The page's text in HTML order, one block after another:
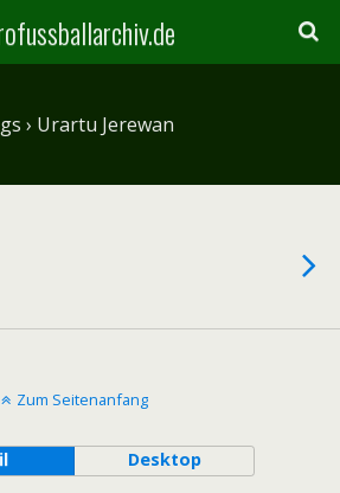
› Urartu Jerewan
Zum Seitenanfang
Desktop